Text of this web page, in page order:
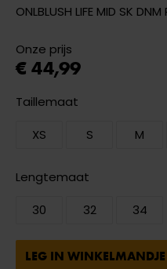
ONLBLUSH LIFE MID SK
Onze prijs
€ 44,99
Taillemaat
XS
S M
Lengtemaat
30
32 34
LEG IN WINKELMANDJE